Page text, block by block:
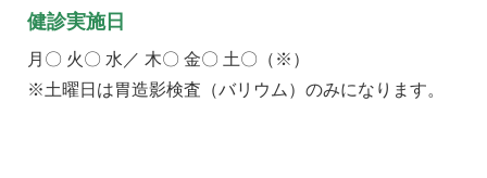
健診実施日
月〇 火〇 水／ 木〇 金〇 土〇（※）
※土曜日は胃造影検査（バリウム）のみになります。